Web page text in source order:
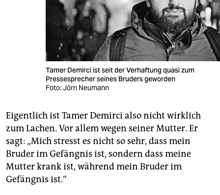
Tamer Demirci ist seit der Verhaftung quasi zum
Presse­sprecher seines Bruders geworden
Foto: Jörn Neumann
Eigentlich ist Tamer Demirci also nicht wirklich
zum Lachen. Vor allem wegen seiner Mutter. Er
sagt: „Mich stresst es nicht so sehr, dass mein
Bruder im Gefängnis ist, sondern dass meine
Mutter krank ist, während mein Bruder im
Gefängnis ist.“